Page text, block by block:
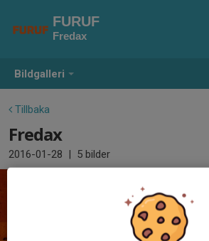
Bildgalleri
FURUF
Fredax
Tillbaka
Fredax
2016-01-28 | 5 bilder